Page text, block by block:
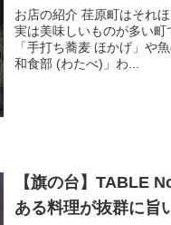
お店の紹介 荏原町はそれ
実は美味しいものが多い
「手打ち蕎麦 ほかげ」や
和食部 (わたべ)」わ...
【旗の台】TABLE
ある料理が抜群に旨